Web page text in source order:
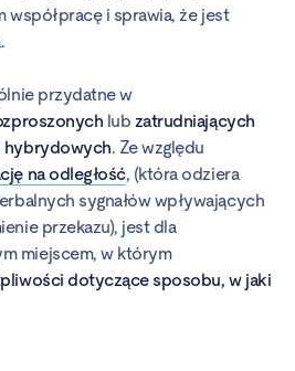
współpracę i sprawia, że jest
przydatne w
lub zatrudniających
hybrydowych. Ze względu
na odległość, (która odziera
sygnałów wpływających
przekazu), jest dla
miejscem, w którym
dotyczące sposobu, w jaki